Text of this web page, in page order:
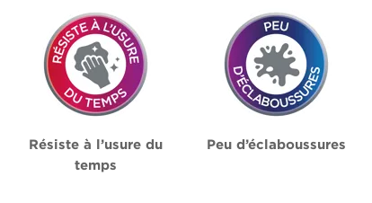
Résiste à l’usure du
temps
Peu d’éclaboussures